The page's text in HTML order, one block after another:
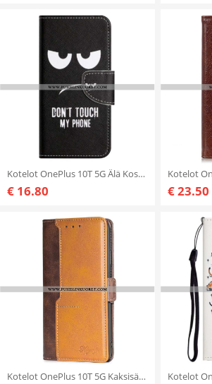
Kotelot OnePlus 10T 5G Älä Koske Puhelimeeni
€ 16.80 € 23.50
Kotelot OnePlus 10T 5G Kaksisävyinen Nahkaefekti